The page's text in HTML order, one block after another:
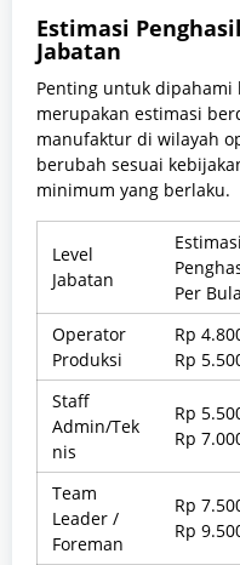
Estimasi
Jabatan
Penting untuk dipahami
merupakan estimasi
manufaktur di wilayah
berubah sesuai
minimum yang berlaku.
Level
Jabatan
Estimasi
Per
Operator
Produksi
Rp
Rp
Staff
Admin/Tek
nis
Rp
Rp
Team
Leader /
Foreman
Rp
Rp